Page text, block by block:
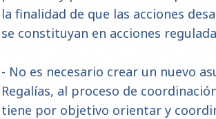
la finalidad de que las acciones
se constituyan en acciones
- No es necesario crear un nuevo
Regalías, al proceso de
tiene por objetivo orientar y